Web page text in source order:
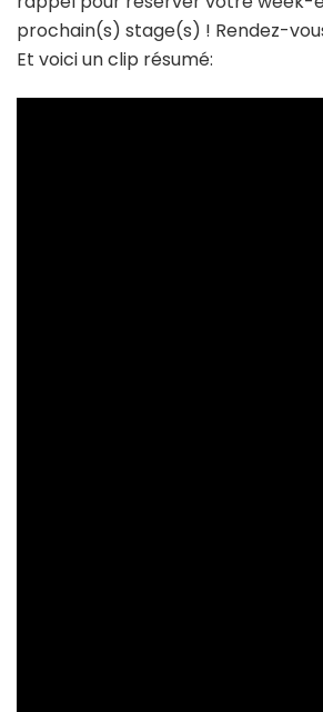
prochain(s) stage(s) ! Rendez-
Et voici un clip résumé: